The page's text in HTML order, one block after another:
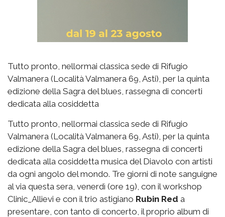
Tutto pronto, nellormai classica sede di Rifugio
Valmanera (Località Valmanera 69, Asti), per la quinta
edizione della Sagra del blues, rassegna di concerti
dedicata alla cosiddetta
Tutto pronto, nellormai classica sede di Rifugio
Valmanera (Località Valmanera 69, Asti), per la quinta
edizione della Sagra del blues, rassegna di concerti
dedicata alla cosiddetta musica del Diavolo con artisti
da ogni angolo del mondo. Tre giorni di note sanguigne
al via questa sera, venerdì (ore 19), con il workshop
Clinic_Allievi e con il trio astigiano Rubin Red a
presentare, con tanto di concerto, il proprio album di